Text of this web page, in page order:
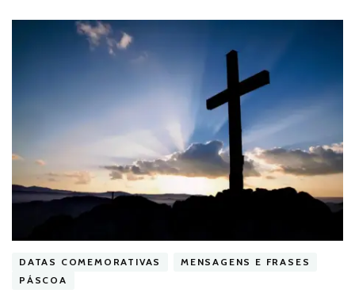
DATAS COMEMORATIVAS
MENSAGENS E FRASES
PÁSCOA